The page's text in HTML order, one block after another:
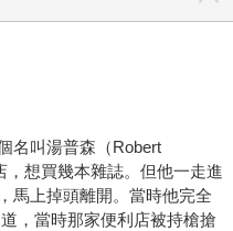
名叫湯普森（Robert
想買幾本雜誌。但他一走進
馬上掉頭離開。當時他完全
，當時那家便利店被持槍搶